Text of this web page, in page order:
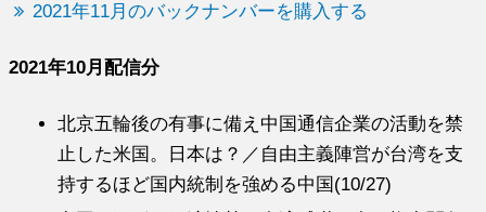
2021年11月のバックナンバーを購入する
2021年10月配信分
北京五輪後の有事に備え中国通信企業の活動を禁
止した米国。日本は？／自由主義陣営が台湾を支
持するほど国内統制を強める中国(10/27)